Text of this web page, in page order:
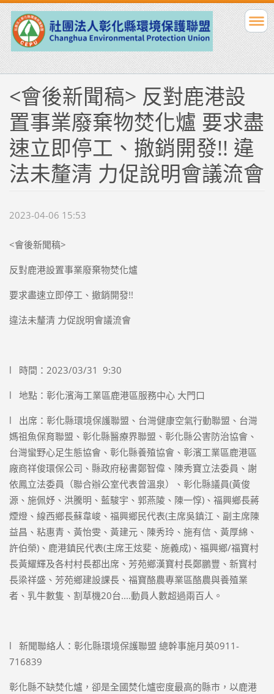
<會後新聞稿> 反對鹿港設
置事業廢棄物焚化爐 要求盡
速立即停工、撤銷開發!! 違
法未釐清 力促說明會議流會
2023-04-06 15:53
<會後新聞稿>
反對鹿港設置事業廢棄物焚化爐
要求盡速立即停工、撤銷開發!!
違法未釐清 力促說明會議流會
l 時間：2023/03/31 9:30
l 地點：彰化濱海工業區鹿港區服務中心 大門口
l 出席：彰化縣環境保護聯盟、台灣健康空氣行動聯盟、台灣
媽祖魚保育聯盟、彰化縣醫療界聯盟、彰化縣公害防治協會、
台灣蠻野心足生態協會、彰化縣養殖協會、彰濱工業區鹿港區
廠商祥俊環保公司、縣政府秘書鄭智偉、陳秀寶立法委員、謝
依鳳立法委員（聯合辦公室代表曾溫泉）、彰化縣議員(黃俊
源、施佩妤、洪騰明、藍駿宇、郭燕陵、陳一惇)、福興鄉長蔣
煙燈、線西鄉長蘇韋峻、福興鄉民代表(主席吳鎮江、副主席陳
益昌、粘惠青、黃怡雯、黃建元、陳秀玲、施有信、黃厚綿、
許伯榮)、鹿港鎮民代表(主席王炫斐、施義成)、福興鄉/福寶村
長黃耀輝及各村村長都出席、芳苑鄉漢寶村長鄭鵬豐、新寳村
長梁祥盛、芳苑鄉建設課長、福寶酪農專業區酪農與養殖業
者、乳牛數隻、割草機20台....動員人數超過兩百人。
l 新聞聯絡人：彰化縣環境保護聯盟 總幹事施月英0911-
716839
彰化縣不缺焚化爐，卻是全國焚化爐密度最高的縣市，以鹿港